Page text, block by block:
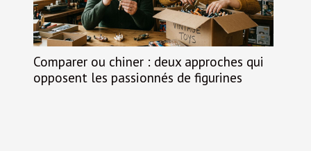
Comparer ou chiner : deux approches qui
opposent les passionnés de figurines